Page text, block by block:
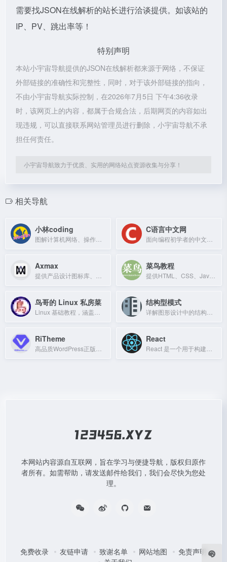
需要找JSON在线解析的站长进行洽谈提供。如该站的
IP、PV、跳出率等！
特别声明
本站小宇宙导航提供的JSON在线解析都来源于网络，不保证
外部链接的准确性和完整性，同时，对于该外部链接的指向，
不由小宇宙导航实际控制，在2026年7月5日 下午4:36收录
时，该网页上的内容，都属于合规合法，后期网页的内容如出
现违规，可以直接联系网站管理员进行删除，小宇宙导航不承
担任何责任。
小宇宙导航致力于优质、实用的网络站点资源收集与分享！
相关导航
小林coding C语言中文网
Axmax 菜鸟教程
鸟哥的 Linux 私房菜 结构型模式
RiTheme React
本网站内容源自互联网，旨在学习与便捷导航，版权归原作
者所有。如需帮助，请发送邮件给我们，我们会尽快为您处
理。
免费收录 友链申请 致谢名单 网站地图
免责声明